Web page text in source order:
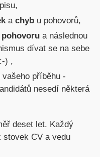
achyb u pohovorů,
a následnou
dívat se na sebe
) ,
vašeho příběhu -
nesedí některá
deset let. Každý
stovek CV a vedu